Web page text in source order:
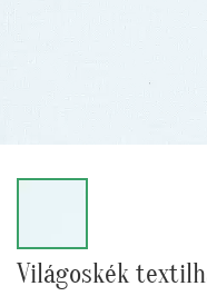
Világoskék